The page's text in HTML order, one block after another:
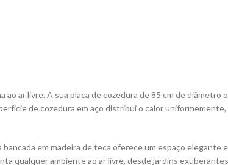
ar livre. A sua placa de cozedura de 85 cm de diâmetro
de cozedura em aço distribui o calor
em madeira de teca oferece um espaço elegante
qualquer ambiente ao ar livre, desde jardins